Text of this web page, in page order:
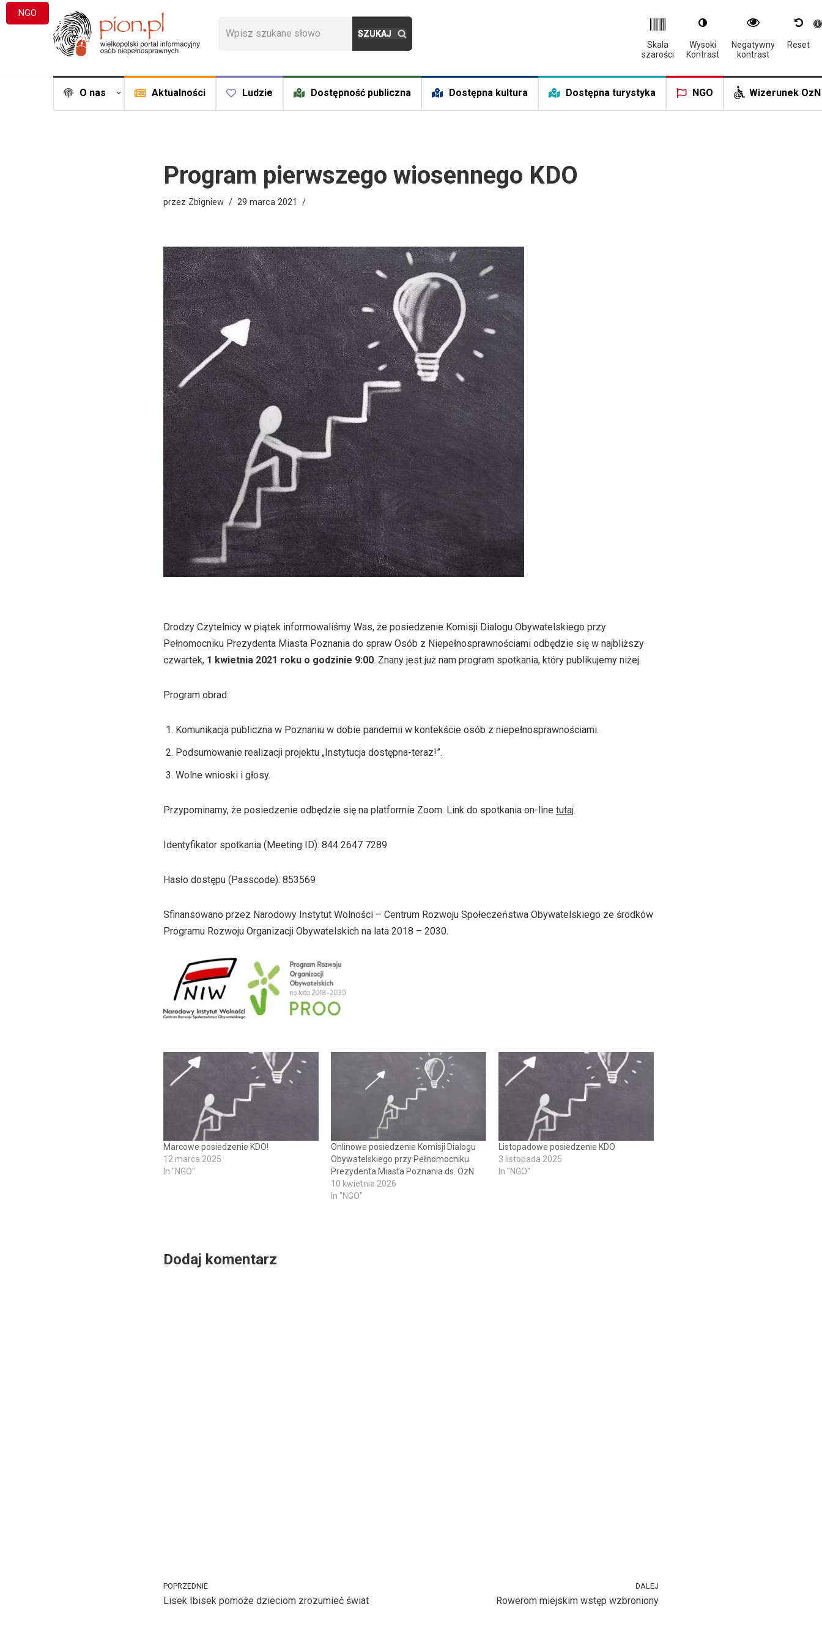
Skala
szarości
Wysoki
Kontrast
Negatywny
kontrast
Reset
O nas Aktualności Ludzie Dostępność publiczna Dostępna kultura Dostępna turystyka NGO Wizerunek OzN
Program pierwszego wiosennego KDO
przez Zbigniew 29 marca 2021
NGO
Drodzy Czytelnicy w piątek informowaliśmy Was, że posiedzenie Komisji Dialogu Obywatelskiego przy
Pełnomocniku Prezydenta Miasta Poznania do spraw Osób z Niepełnosprawnościami odbędzie się w najbliższy
czwartek, 1 kwietnia 2021 roku o godzinie 9:00. Znany jest już nam program spotkania, który publikujemy niżej.
Program obrad:
Komunikacja publiczna w Poznaniu w dobie pandemii w kontekście osób z niepełnosprawnościami.
Podsumowanie realizacji projektu „Instytucja dostępna-teraz!”.
Wolne wnioski i głosy.
Przypominamy, że posiedzenie odbędzie się na platformie Zoom. Link do spotkania on-line tutaj.
Identyfikator spotkania (Meeting ID): 844 2647 7289
Hasło dostępu (Passcode): 853569
Sfinansowano przez Narodowy Instytut Wolności – Centrum Rozwoju Społeczeństwa Obywatelskiego ze środków
Programu Rozwoju Organizacji Obywatelskich na lata 2018 – 2030.
Marcowe posiedzenie KDO!
12 marca 2025
In "NGO"
Onlinowe posiedzenie Komisji Dialogu
Obywatelskiego przy Pełnomocniku
Prezydenta Miasta Poznania ds. OzN
10 kwietnia 2026
In "NGO"
Listopadowe posiedzenie KDO
3 listopada 2025
In "NGO"
Dodaj komentarz
POPRZEDNIE
Lisek Ibisek pomoże dzieciom zrozumieć świat
DALEJ
Rowerom miejskim wstęp wzbroniony